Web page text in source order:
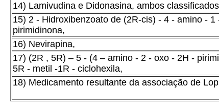
14) Lamivudina e Didonasina, ambos
15) 2 - Hidroxibenzoato de (2R-cis) - 4 - amino -
pirimidinona,
16) Nevirapina,
17) (2R , 5R) – 5 - (4 – amino - 2 - oxo - 2H -
5R - metil -1R - ciclohexila,
18) Medicamento resultante da associação de